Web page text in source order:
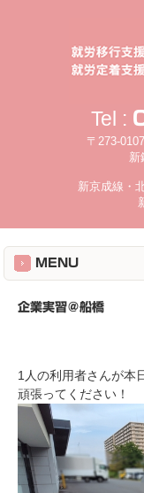
Tel :
〒273-
新
新京成線・
MENU
企業実習＠船橋
1人の利用者さんが本
頑張ってください！